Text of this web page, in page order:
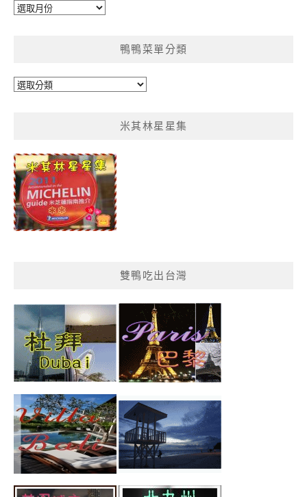
彙
鴨鴨菜單分類
鴨
類
米其林星星集
雙鴨吃出台灣